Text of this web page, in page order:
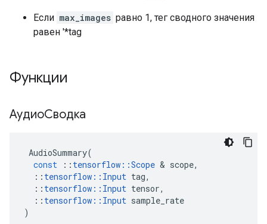
Если max_images равно 1, тег сводного значения
равен '*tag
Функции
АудиоСводка
AudioSummary(
const
:: tensorflow ::Scope & scope,
:: tensorflow :: Input tag,
:: tensorflow :: Input tensor,
:: tensorflow :: Input sample_rate
)